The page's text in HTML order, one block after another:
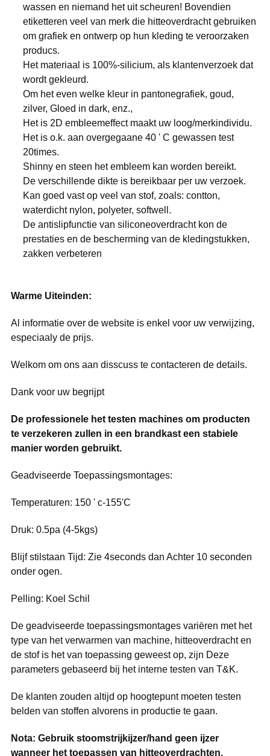
wassen en niemand het uit scheuren! Bovendien
etiketteren veel van merk die hitteoverdracht gebruiken
om grafiek en ontwerp op hun kleding te veroorzaken
producs.
Het materiaal is 100%-silicium, als klantenverzoek dat
wordt gekleurd.
Om het even welke kleur in pantonegrafiek, goud,
zilver, Gloed in dark, enz.,
Het is 2D embleemeffect maakt uw loog/merkindividu.
Het is o.k. aan overgegaane 40 ' C gewassen test
20times.
Shinny en steen het embleem kan worden bereikt.
De verschillende dikte is bereikbaar per uw verzoek.
Kan goed vast op veel van stof, zoals: contton,
waterdicht nylon, polyeter, softwell.
De antislipfunctie van siliconeoverdracht kon de
prestaties en de bescherming van de kledingstukken,
zakken verbeteren
Warme Uiteinden:
Al informatie over de website is enkel voor uw verwijzing,
especiaaly de prijs.
Welkom om ons aan disscuss te contacteren de details.
Dank voor uw begrijpt
De professionele het testen machines om producten
te verzekeren zullen in een brandkast een stabiele
manier worden gebruikt.
Geadviseerde Toepassingsmontages:
Temperaturen: 150 ' c-155'C
Druk: 0.5pa (4-5kgs)
Blijf stilstaan Tijd: Zie 4seconds dan Achter 10 seconden
onder ogen.
Pelling: Koel Schil
De geadviseerde toepassingsmontages variëren met het
type van het verwarmen van machine, hitteoverdracht en
de stof is het van toepassing geweest op, zijn Deze
parameters gebaseerd bij het interne testen van T&K.
De klanten zouden altijd op hoogtepunt moeten testen
belden van stoffen alvorens in productie te gaan.
Nota: Gebruik stoomstrijkijzer/hand geen ijzer
wanneer het toepassen van hitteoverdrachten.